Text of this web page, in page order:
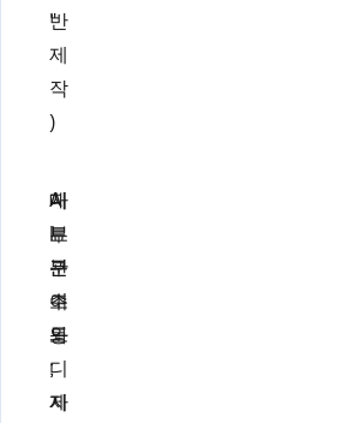
"
반
제
작
)
A
I
관
여
도
대
부
분
수
동
;
제
자
료
구
조
와
디
자